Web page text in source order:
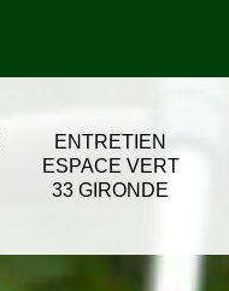
ENTRETIEN
ESPACE VERT
33 GIRONDE